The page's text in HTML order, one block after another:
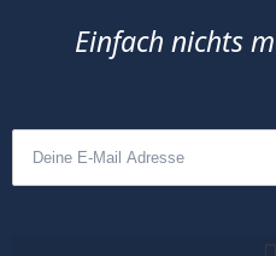
Einfach nichts